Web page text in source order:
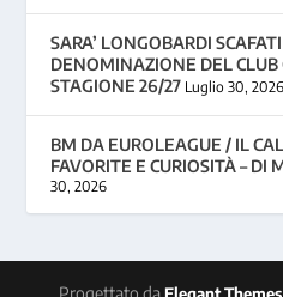
SARA’ LONGOBARDI
DENOMINAZIONE DEL
STAGIONE 26/27 Luglio 30, 2026
BM DA EUROLEAGUE / IL
FAVORITE E CURIOSITÀ – DI
30, 2026
Progettato da